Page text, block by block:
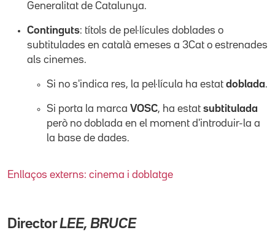
Generalitat de Catalunya.
Continguts: títols de pel·lícules doblades o
subtitulades en català emeses a 3Cat o estrenades
als cinemes.
Si no s'indica res, la pel·lícula ha estat doblada.
Si porta la marca VOSC, ha estat subtitulada
però no doblada en el moment d'introduir-la a
la base de dades.
Enllaços externs: cinema i doblatge
DirectorLEE, BRUCE